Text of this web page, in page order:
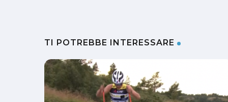
TI POTREBBE INTERESSARE